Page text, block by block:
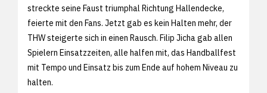
streckte seine Faust triumphal Richtung Hallendecke,
feierte mit den Fans. Jetzt gab es kein Halten mehr, der
THW steigerte sich in einen Rausch. Filip Jicha gab allen
Spielern Einsatzzeiten, alle halfen mit, das Handballfest
mit Tempo und Einsatz bis zum Ende auf hohem Niveau zu
halten.